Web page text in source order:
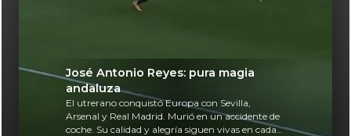
José Antonio Reyes: pura magia
andaluza
El utrerano conquistó Europa con Sevilla,
Arsenal y Real Madrid. Murió en un accidente de
coche. Su calidad y alegría siguen vivas en cada